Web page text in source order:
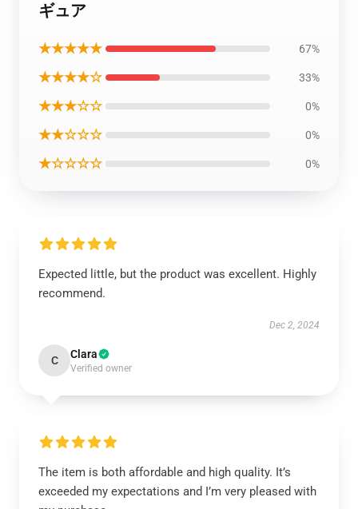
ギュア
★★★★★ 67%
★★★★☆ 33%
★★★☆☆ 0%
★★☆☆☆ 0%
★☆☆☆☆ 0%
Expected little, but the product was excellent. Highly
recommend.
Dec 2, 2024
C Clara
Verified owner
The item is both affordable and high quality. It’s
exceeded my expectations and I’m very pleased with